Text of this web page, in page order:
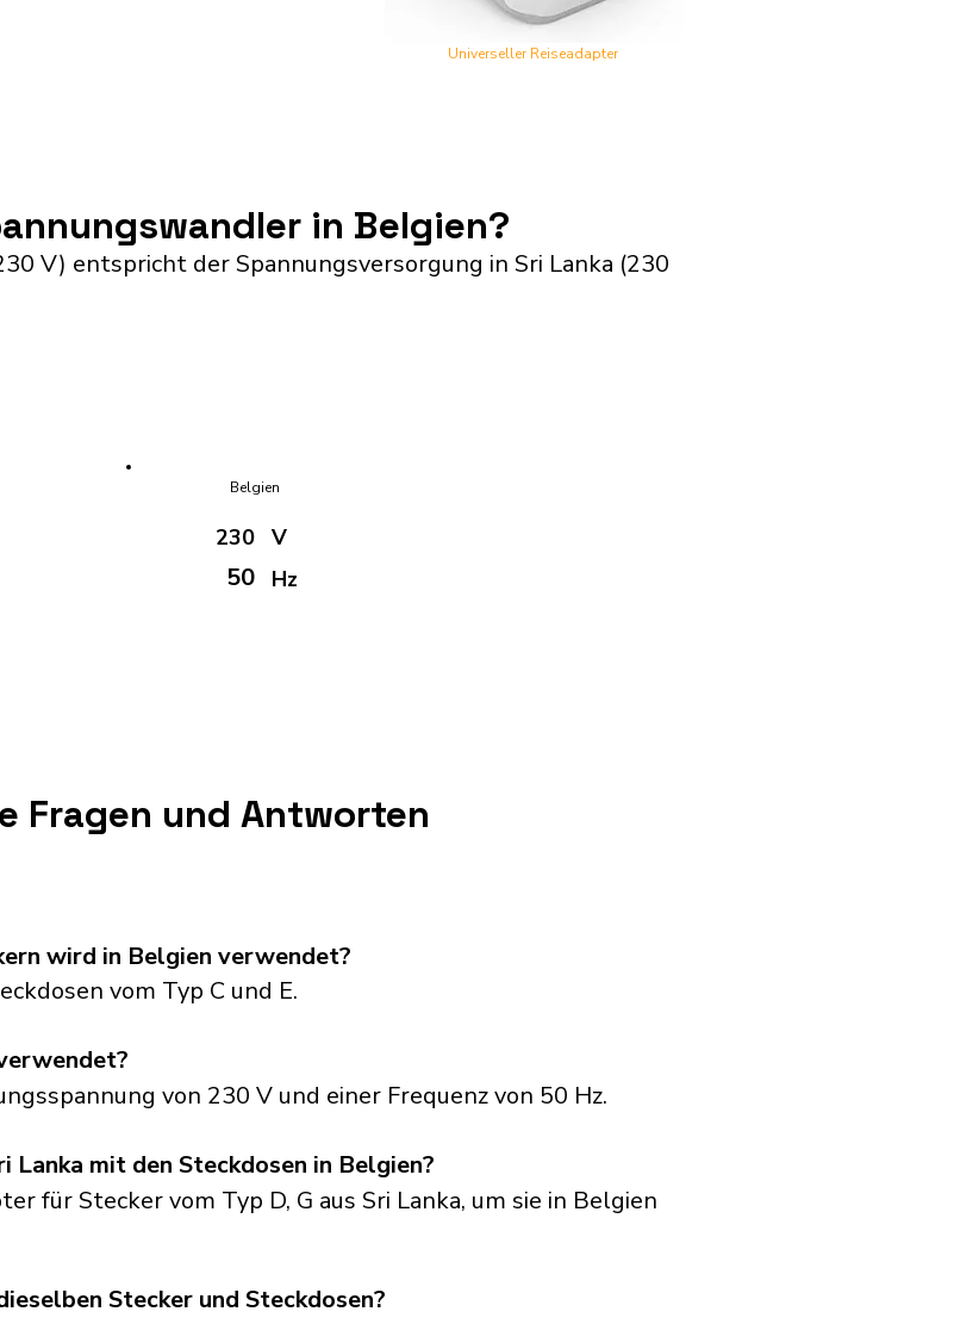
Universeller Reiseadapter
in Belgien?
V) entspricht der Spannungsversorgung in Sri Lanka (230
Belgien
230
50
V
Hz
Fragen und Antworten
wird in Belgien verwendet?
vom Typ C und E.
von 230 V und einer Frequenz von 50 Hz.
Lanka mit den Steckdosen in Belgien?
für Stecker vom Typ D, G aus Sri Lanka, um sie in Belgien
Stecker und Steckdosen?